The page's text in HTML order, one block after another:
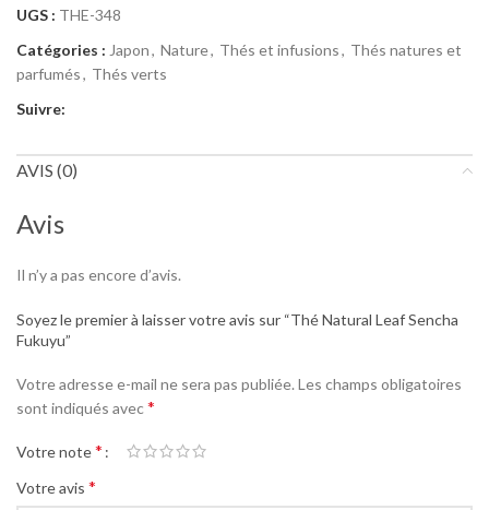
UGS : THE-348
Catégories : Japon, Nature, Thés et infusions, Thés natures et
parfumés, Thés verts
Suivre:
AVIS (0)
Avis
Il n’y a pas encore d’avis.
Soyez le premier à laisser votre avis sur “Thé Natural Leaf Sencha
Fukuyu”
Votre adresse e-mail ne sera pas publiée. Les champs obligatoires
sont indiqués avec*
Votre note*
Votre avis *